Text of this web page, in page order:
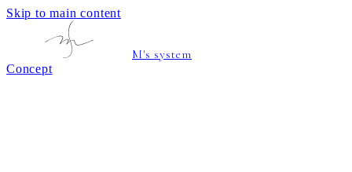
Skip to main content
M's system
Concept